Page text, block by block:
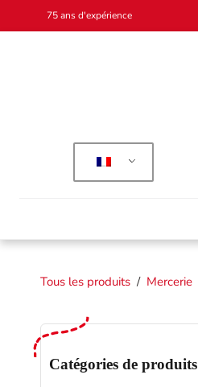
75 ans d'expérience
Tous les produits / Mercerie
Catégories de produits